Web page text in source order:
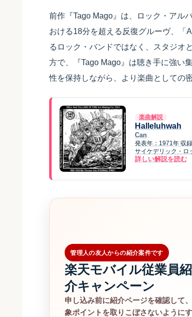
前作『Tago Mago』は、ロック・アル
おける18分を超える反復グルーヴ、「
るロック・バンドではなく、スタジオ
方で、『Tago Mago』は聴き手に強い
性を保持しながら、より楽曲としての
楽曲解説
Halleluhwah
Can
発表年：1971年 収
サイケデリック・ロ
詳しい解説を読む
管理人の友人からの紹介案件です
楽天モバイル従業員紹
介キャンペーン
申し込み前に紹介ページを確認して
象ポイントを取りこぼさないように